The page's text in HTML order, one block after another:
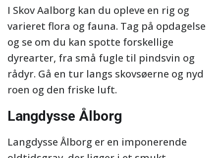
I Skov Aalborg kan du opleve en rig og
varieret flora og fauna. Tag på opdagelse
og se om du kan spotte forskellige
dyrearter, fra små fugle til pindsvin og
rådyr. Gå en tur langs skovsøerne og nyd
roen og den friske luft.
Langdysse Ålborg
Langdysse Ålborg er en imponerende